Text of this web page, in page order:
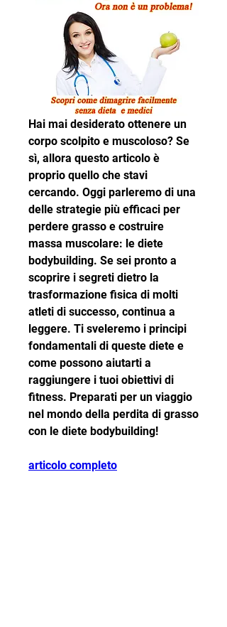
Hai mai desiderato ottenere un
corpo scolpito e muscoloso? Se
sì, allora questo articolo è
proprio quello che stavi
cercando. Oggi parleremo di una
delle strategie più efficaci per
perdere grasso e costruire
massa muscolare: le diete
bodybuilding. Se sei pronto a
scoprire i segreti dietro la
trasformazione fisica di molti
atleti di successo, continua a
leggere. Ti sveleremo i principi
fondamentali di queste diete e
come possono aiutarti a
raggiungere i tuoi obiettivi di
fitness. Preparati per un viaggio
nel mondo della perdita di grasso
con le diete bodybuilding!
articolo completo